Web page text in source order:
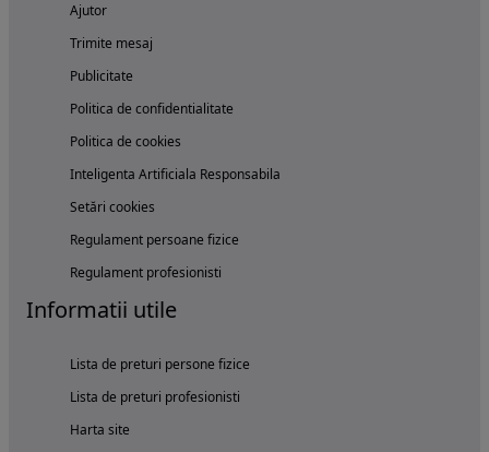
Ajutor
Trimite mesaj
Publicitate
Politica de confidentialitate
Politica de cookies
Inteligenta Artificiala Responsabila
Setări cookies
Regulament persoane fizice
Regulament profesionisti
Informatii utile
Lista de preturi persone fizice
Lista de preturi profesionisti
Harta site